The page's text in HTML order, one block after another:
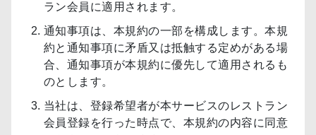
ラン会員に適用されます。
通知事項は、本規約の一部を構成します。本規
約と通知事項に矛盾又は抵触する定めがある場
合、通知事項が本規約に優先して適用されるも
のとします。
当社は、登録希望者が本サービスのレストラン
会員登録を行った時点で、本規約の内容に同意